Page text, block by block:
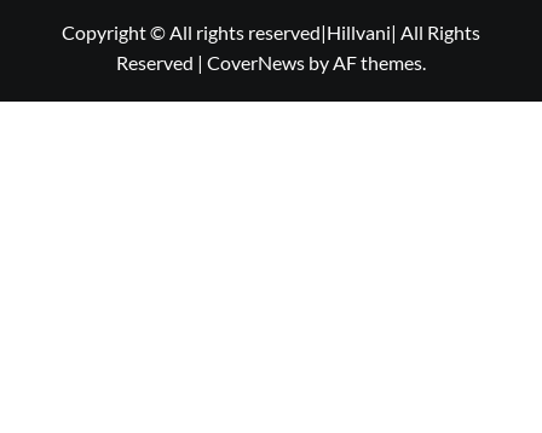
Copyright © All rights reserved|Hillvani| All Rights
Reserved | CoverNews by AF themes.